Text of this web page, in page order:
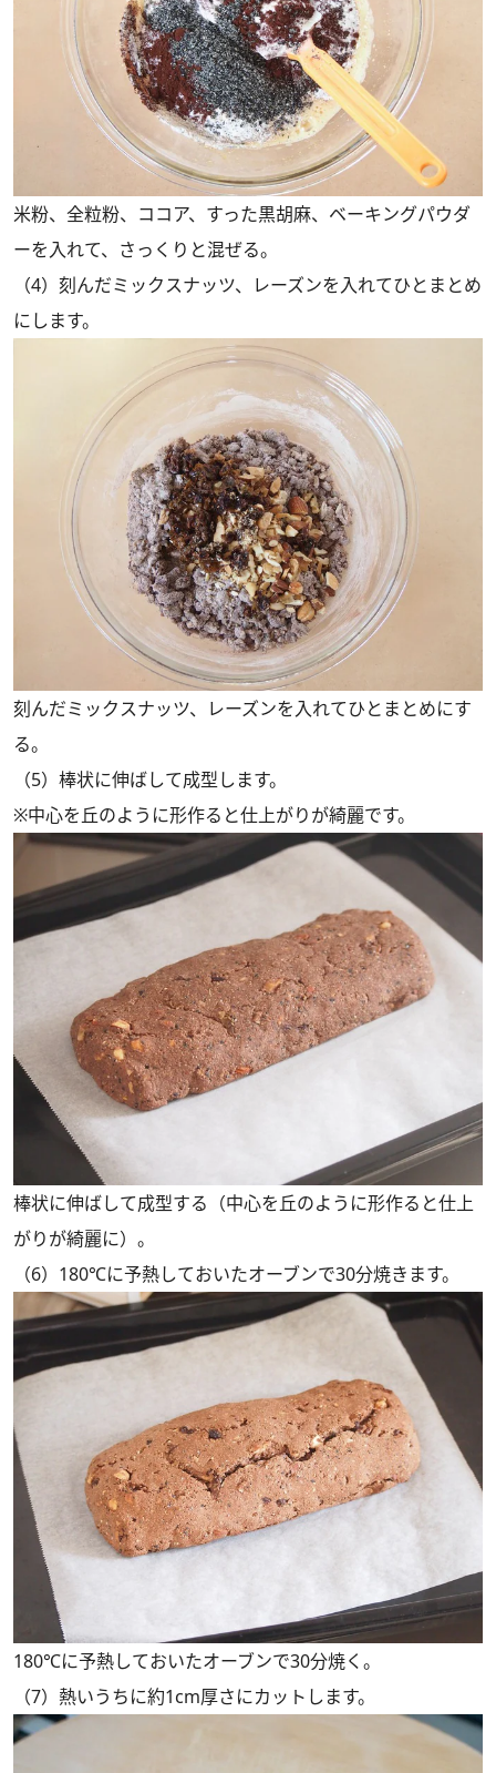
米粉、全粒粉、ココア、すった黒胡麻、ベーキングパウダ
ーを入れて、さっくりと混ぜる。
（4）刻んだミックスナッツ、レーズンを入れてひとまとめ
にします。
刻んだミックスナッツ、レーズンを入れてひとまとめにす
る。
（5）棒状に伸ばして成型します。
※中心を丘のように形作ると仕上がりが綺麗です。
棒状に伸ばして成型する（中心を丘のように形作ると仕上
がりが綺麗に）。
（6）180℃に予熱しておいたオーブンで30分焼きます。
180℃に予熱しておいたオーブンで30分焼く。
（7）熱いうちに約1cm厚さにカットします。